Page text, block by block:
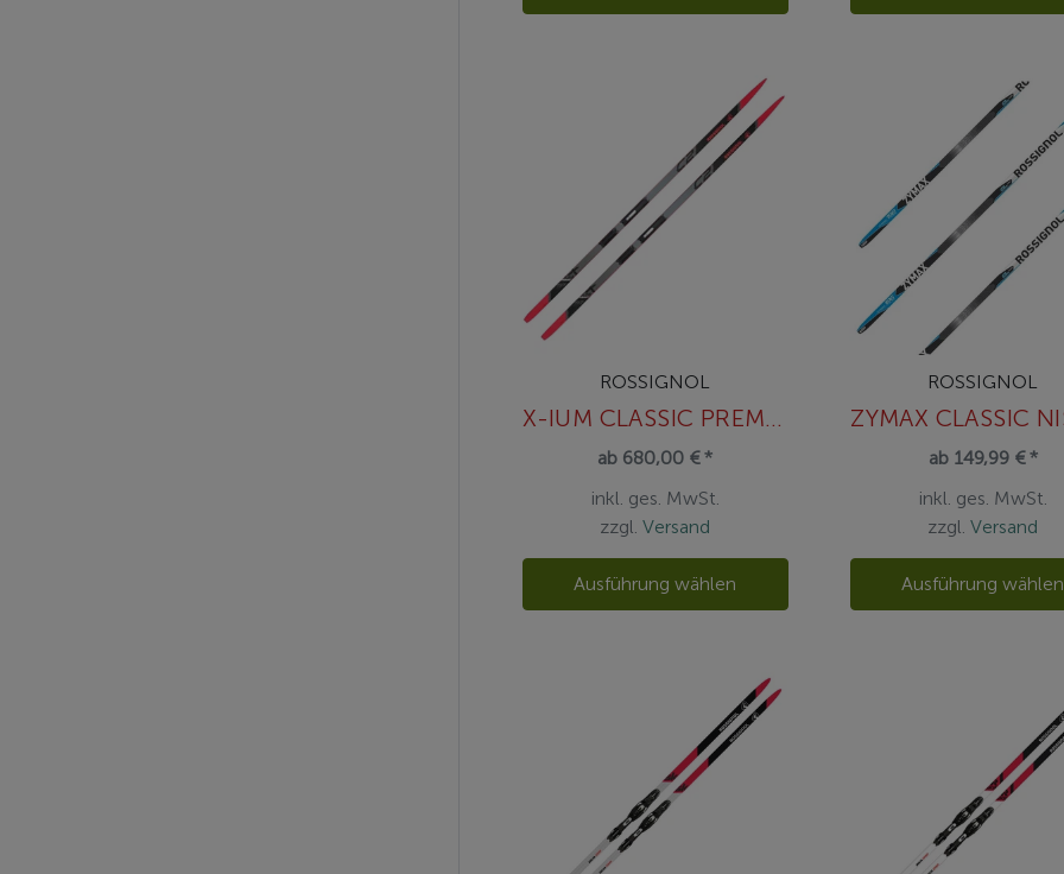
ROSSIGNOL
X-IUM CLASSIC PREMIUM+C2
ab 680,00 € *
inkl. ges. MwSt.
zzgl.Versand
Ausführung wählen
ROSSIGNOL
ab 149,99 € *
inkl. ges. MwSt.
zzgl.Versand
Ausführung wählen